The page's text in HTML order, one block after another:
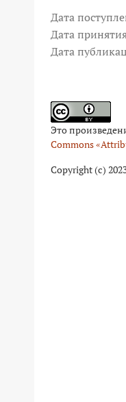
Дата
Дата
Дата
Это
Commons
Copyright (c)